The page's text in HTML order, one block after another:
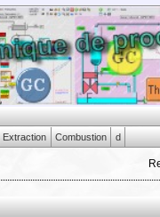
Extraction Combustion d